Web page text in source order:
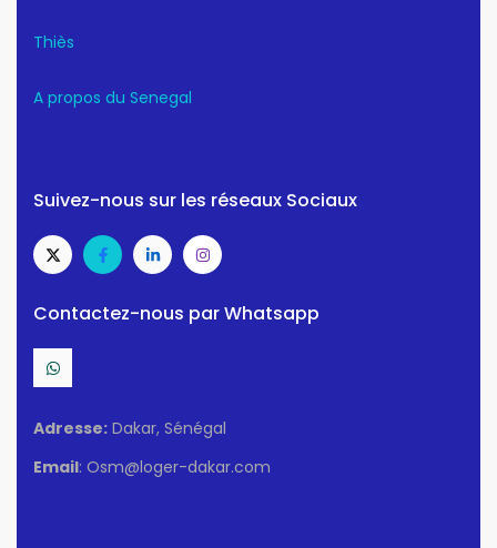
Thiès
A propos du Senegal
Suivez-nous sur les réseaux Sociaux
Contactez-nous par Whatsapp
Adresse: Dakar, Sénégal
Email: Osm@loger-dakar.com